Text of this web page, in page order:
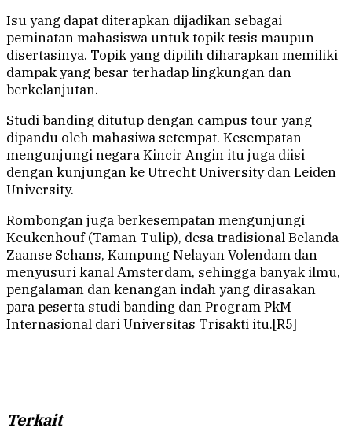
Isu yang dapat diterapkan dijadikan sebagai
peminatan mahasiswa untuk topik tesis maupun
disertasinya. Topik yang dipilih diharapkan memiliki
dampak yang besar terhadap lingkungan dan
berkelanjutan.
Studi banding ditutup dengan campus tour yang
dipandu oleh mahasiwa setempat. Kesempatan
mengunjungi negara Kincir Angin itu juga diisi
dengan kunjungan ke Utrecht University dan Leiden
University.
Rombongan juga berkesempatan mengunjungi
Keukenhouf (Taman Tulip), desa tradisional Belanda
Zaanse Schans, Kampung Nelayan Volendam dan
menyusuri kanal Amsterdam, sehingga banyak ilmu,
pengalaman dan kenangan indah yang dirasakan
para peserta studi banding dan Program PkM
Internasional dari Universitas Trisakti itu.[R5]
Terkait